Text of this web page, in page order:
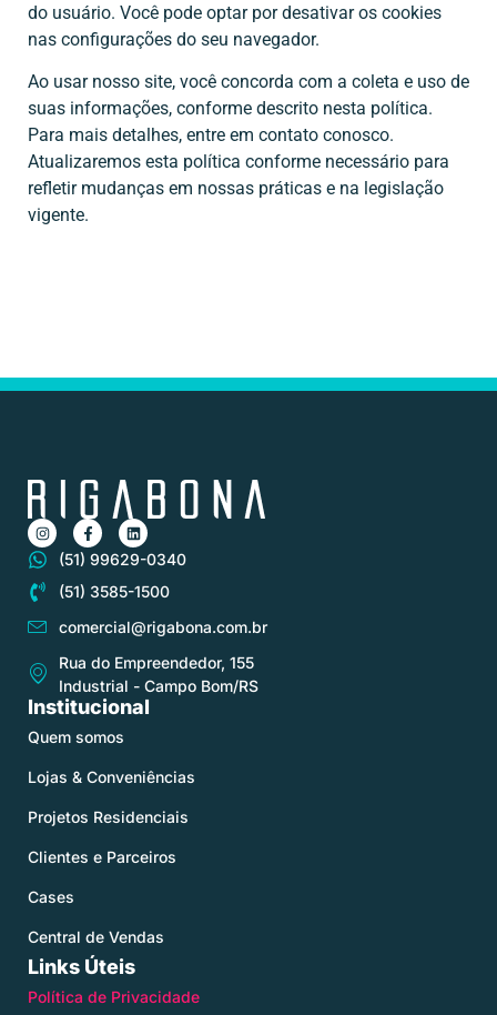
do usuário. Você pode optar por desativar os cookies
nas configurações do seu navegador.
Ao usar nosso site, você concorda com a coleta e uso de
suas informações, conforme descrito nesta política.
Para mais detalhes, entre em contato conosco.
Atualizaremos esta política conforme necessário para
refletir mudanças em nossas práticas e na legislação
vigente.
(51) 99629-0340
(51) 3585-1500
comercial@rigabona.com.br
Rua do Empreendedor, 155
Industrial - Campo Bom/RS
Institucional
Quem somos
Lojas & Conveniências
Projetos Residenciais
Clientes e Parceiros
Cases
Central de Vendas
Links Úteis
Política de Privacidade